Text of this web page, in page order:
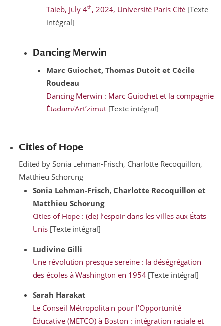
Taieb, July 4th, 2024, Université Paris Cité [Texte
intégral]
Dancing Merwin
Marc Guiochet, Thomas Dutoit et Cécile
Roudeau
Dancing Merwin : Marc Guiochet et la compagnie
Étadam/Art’zimut [Texte intégral]
Cities of Hope
Edited by Sonia Lehman-Frisch, Charlotte Recoquillon,
Matthieu Schorung
Sonia Lehman-Frisch, Charlotte Recoquillon et
MatthieuSchorung
Cities of Hope : (de) l’espoir dans les villes aux États-
Unis [Texte intégral]
Ludivine Gilli
Une révolution presque sereine : la déségrégation
des écoles à Washington en 1954 [Texte intégral]
Sarah Harakat
Le Conseil Métropolitain pour l’Opportunité
Éducative (METCO) à Boston : intégration raciale et